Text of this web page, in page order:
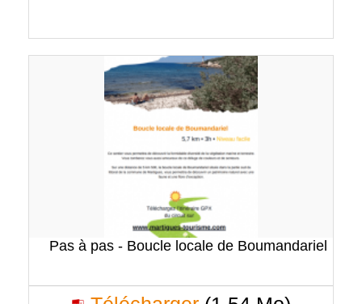
Pas à pas - Boucle locale de Boumandariel